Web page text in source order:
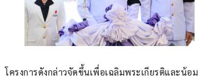
โครงการดังกล่าวจัดขึ้นเพื่อเฉลิมพระเกียรติและน้อม